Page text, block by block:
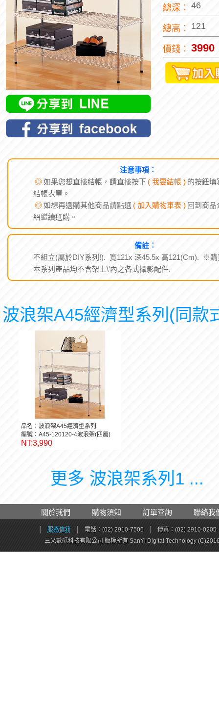
總深︰ 46
總高︰ 121
價錢︰ 3990
注意事項︰
◎如果您想直接結帳，請直接按下 ( 我要結帳 ) 的按鈕填
結帳表單。
◎如想再選購其他商品請點選 ( 加入購物車表 ) 回到商品
紹繼續選購。
備註︰
不組立(屬於DIY系列!). 寬121x 深45.5x 高121(Cm). ※購
本系列產品均不含架上\'內之各式攝影配件.
波浪架A45經濟型系列(同款
品名：波浪架A45經濟型系列
編號：A45-120120-4波浪架(四層)
NT:3,990
更多 波浪架系列1 ...
關於我們 購物須知 訂單查詢 聯絡我
服務信箱 電話：(02) 2910-7506
傳真：(02) 2910-0205
三乂數碼科技有限公司 版權所有 SanYi Digital Technology